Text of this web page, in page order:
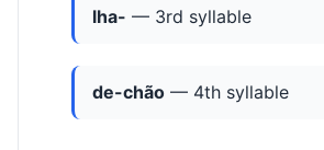
lha- — 3rd syllable
de-chão — 4th syllable